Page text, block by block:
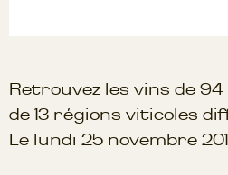
Retrouvez les vins de
de 13 régions viticoles
Le lundi 25 novembre